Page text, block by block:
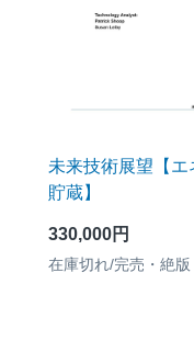
未来技術展望【エ
貯蔵】
330,000円
在庫切れ/完売・絶版